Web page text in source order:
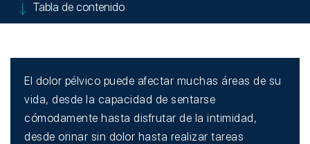
Tabla de contenido
El dolor pélvico puede afectar muchas áreas de su
vida, desde la capacidad de sentarse
cómodamente hasta disfrutar de la intimidad,
desde orinar sin dolor hasta realizar tareas